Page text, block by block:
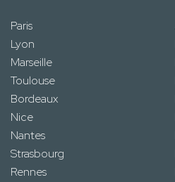
Paris
Lyon
Marseille
Toulouse
Bordeaux
Nice
Nantes
Strasbourg
Rennes